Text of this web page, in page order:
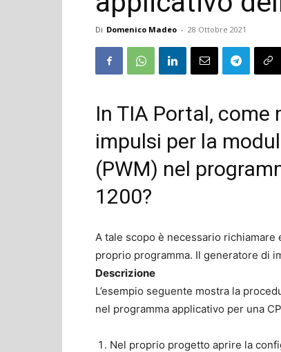
Di Domenico Madeo - 28 Ottobre 2021
In TIA Portal,
impulsi per la
(PWM) nel
1200?
A tale scopo è necessario richiamare
proprio programma. Il generatore di
Descrizione
L’esempio seguente mostra la
nel programma applicativo per una
Nel proprio progetto aprire la